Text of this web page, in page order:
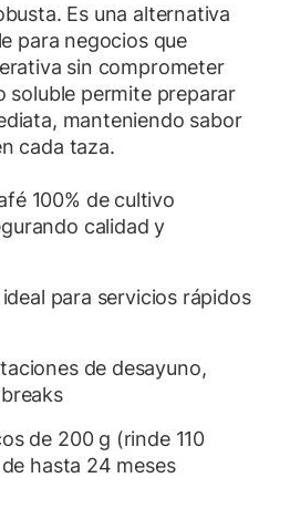
Es una alternativa
para negocios que
sin comprometer
soluble permite preparar
manteniendo sabor
cada taza.
100% de cultivo
calidad y
para servicios rápidos
de desayuno,
de 200 g (rinde 110
hasta 24 meses